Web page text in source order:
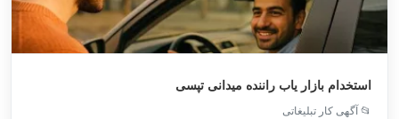
استخدام بازار یاب راننده میدانی تپسی
📂 آگهی کار تبلیغاتی